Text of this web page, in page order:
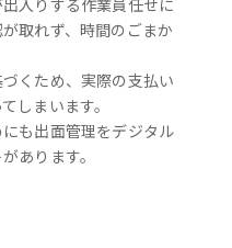
取れず、時間のごまか
くため、実際の支払い
しまいます。
も出面管理をデジタル
あります。